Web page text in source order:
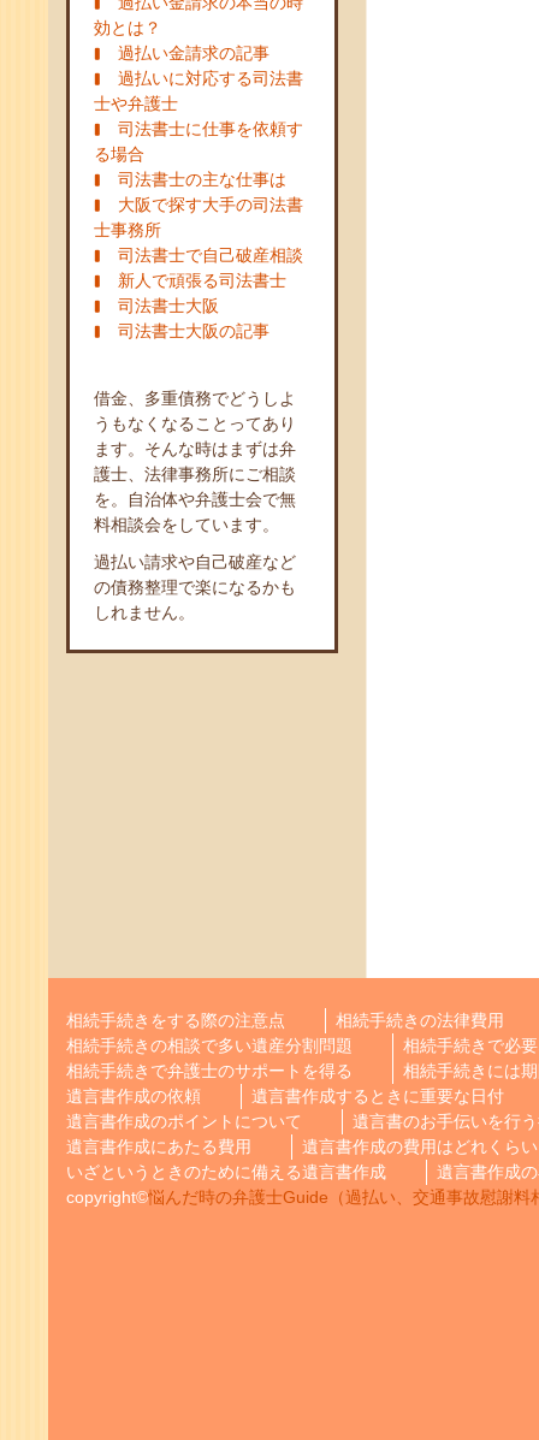
効とは？
過払い金請求の記事
過払いに対応する司法書
士や弁護士
司法書士に仕事を依頼す
る場合
司法書士の主な仕事は
大阪で探す大手の司法書
士事務所
司法書士で自己破産相談
新人で頑張る司法書士
司法書士大阪
司法書士大阪の記事
借金、多重債務でどうしよ
うもなくなることってあり
ます。そんな時はまずは弁
護士、法律事務所にご相談
を。自治体や弁護士会で無
料相談会をしています。
過払い請求や自己破産など
の債務整理で楽になるかも
しれません。
相続手続きをする際の注意点
相続手続きの法律費用
相続手続きの相談で多い遺産分割問題
相続手続きで必
相続手続きで弁護士のサポートを得る
相続手続きには
遺言書作成の依頼
遺言書作成するときに重要な日付
遺言書作成のポイントについて
遺言書のお手伝いを行
遺言書作成にあたる費用
遺言書作成の費用はどれくら
いざというときのために備える遺言書作成
遺言書作成
copyright©悩んだ時の弁護士Guide（過払い、交通事故慰謝料